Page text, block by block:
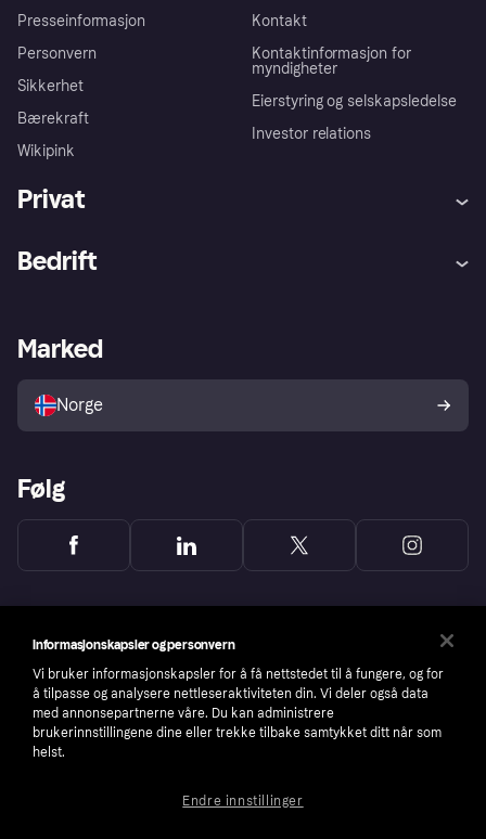
Presseinformasjon
Personvern
Sikkerhet
Bærekraft
Wikipink
Kontakt
Kontaktinformasjon for
myndigheter
Eierstyring og selskapsledelse
Investor relations
Privat
Utforsk butikker
Bedrift
Merchant portal
Marked
Norge
Følg
Informasjonskapsler og personvern
Vi bruker informasjonskapsler for å få nettstedet til å fungere, og for
å tilpasse og analysere nettleseraktiviteten din. Vi deler også data
med annonsepartnerne våre. Du kan administrere
brukerinnstillingene dine eller trekke tilbake samtykket ditt når som
helst.
Endre innstillinger